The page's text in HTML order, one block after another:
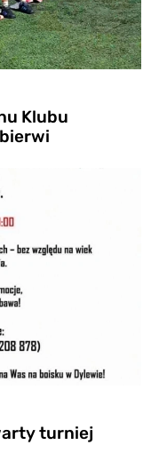
Klubu
turniej